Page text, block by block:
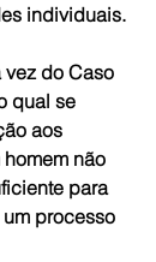
individuais.
vez do Caso
qual se
aos
não
para
processo